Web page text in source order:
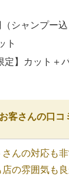
シャンプー込
ト
定】カット＋
んの口コ
さんの対応も
の雰囲気も